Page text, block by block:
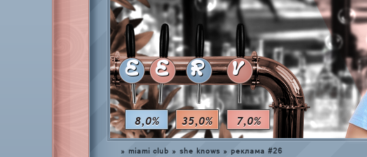
8,0% 35,0% 7,0%
hot n cold
охлаждаемся в клабграмме
сделай это прямо сейчас
лупим пиньяту!
everyone's a star
покупаем звезды
time goes by so slowly
анаграммы на базе
private emotion
с днем эмоций #4
hot in herre
летняя стикер-пати туть
E E R V
» miami club » she knows » реклама #26